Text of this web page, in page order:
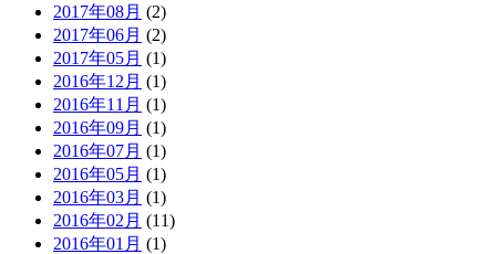
2017年08月 (2)
2017年06月 (2)
2017年05月 (1)
2016年12月 (1)
2016年11月 (1)
2016年09月 (1)
2016年07月 (1)
2016年05月 (1)
2016年03月 (1)
2016年02月 (11)
2016年01月 (1)